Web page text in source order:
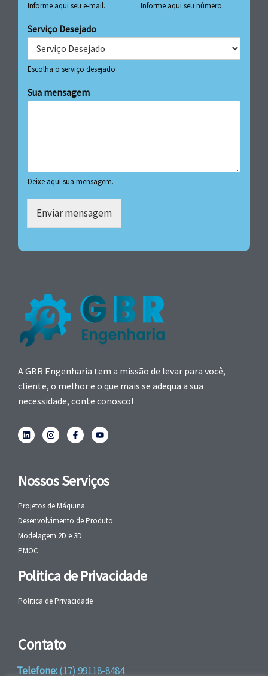
Informe aqui seu e-mail. Informe aqui seu número.
Serviço Desejado
Escolha o serviço desejado
Sua mensagem
Deixe aqui sua mensagem.
Enviar mensagem
A GBR Engenharia tem a missão de levar para você,
cliente, o melhor e o que mais se adequa a sua
necessidade, conte conosco!
Nossos Serviços
Projetos de Máquina
Desenvolvimento de Produto
Modelagem 2D e 3D
PMOC
Politica de Privacidade
Politica de Privacidade
Contato
Telefone:(17) 99118-8484